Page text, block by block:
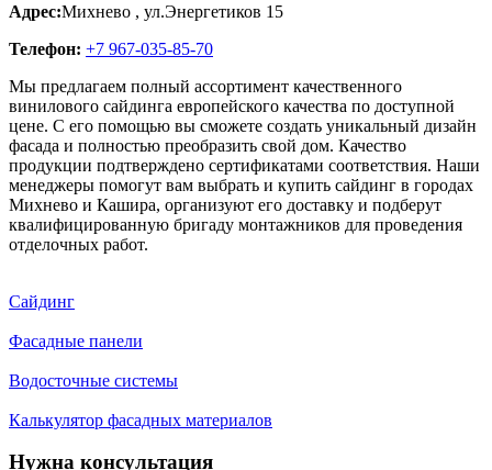
Адрес:Михнево , ул.Энергетиков 15
Телефон: +7 967-035-85-70
Мы предлагаем полный ассортимент качественного
винилового сайдинга европейского качества по доступной
цене. С его помощью вы сможете создать уникальный дизайн
фасада и полностью преобразить свой дом. Качество
продукции подтверждено сертификатами соответствия. Наши
менеджеры помогут вам выбрать и купить сайдинг в городах
Михнево и Кашира, организуют его доставку и подберут
квалифицированную бригаду монтажников для проведения
отделочных работ.
Сайдинг
Фасадные панели
Водосточные системы
Калькулятор фасадных материалов
Нужна консультация